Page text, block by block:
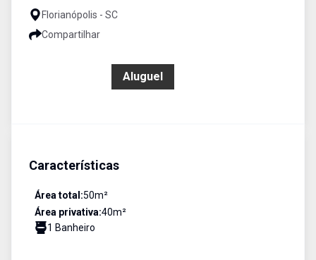
Florianópolis - SC
Compartilhar
Aluguel
Características
Área total:50m²
Área privativa:40m²
1 Banheiro